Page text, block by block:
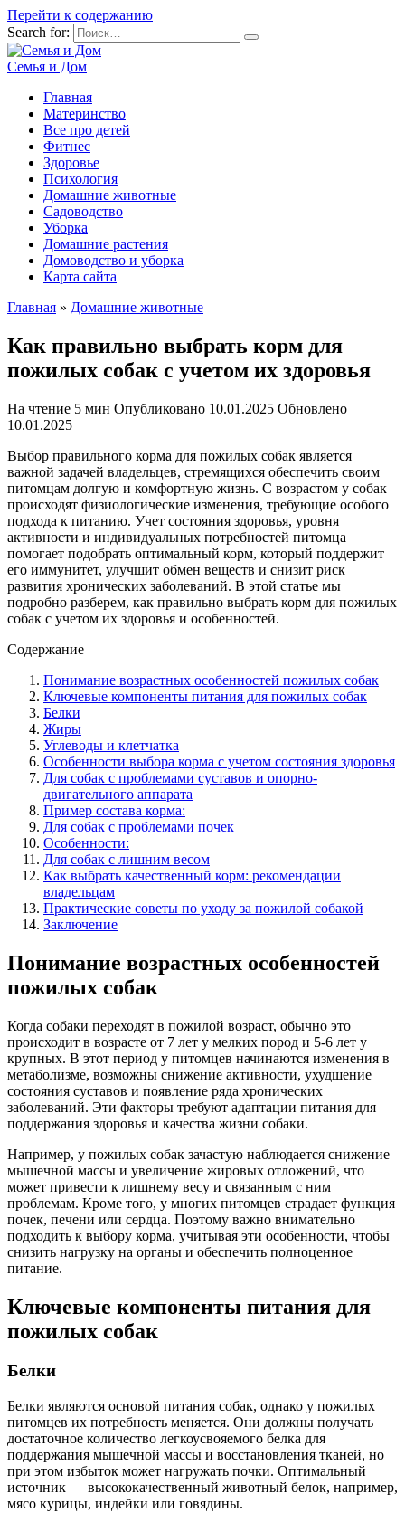
Перейти к содержанию
Search for:
Семья и Дом
Главная
Материнство
Все про детей
Фитнес
Здоровье
Психология
Домашние животные
Садоводство
Уборка
Домашние растения
Домоводство и уборка
Карта сайта
Главная » Домашние животные
Как правильно выбрать корм для
пожилых собак с учетом их здоровья
На чтение 5 мин Опубликовано 10.01.2025 Обновлено
10.01.2025
Выбор правильного корма для пожилых собак является
важной задачей владельцев, стремящихся обеспечить своим
питомцам долгую и комфортную жизнь. С возрастом у собак
происходят физиологические изменения, требующие особого
подхода к питанию. Учет состояния здоровья, уровня
активности и индивидуальных потребностей питомца
помогает подобрать оптимальный корм, который поддержит
его иммунитет, улучшит обмен веществ и снизит риск
развития хронических заболеваний. В этой статье мы
подробно разберем, как правильно выбрать корм для пожилых
собак с учетом их здоровья и особенностей.
Содержание
Понимание возрастных особенностей пожилых собак
Ключевые компоненты питания для пожилых собак
Белки
Жиры
Углеводы и клетчатка
Особенности выбора корма с учетом состояния здоровья
Для собак с проблемами суставов и опорно-
двигательного аппарата
Пример состава корма:
Для собак с проблемами почек
Особенности:
Для собак с лишним весом
Как выбрать качественный корм: рекомендации
владельцам
Практические советы по уходу за пожилой собакой
Заключение
Понимание возрастных особенностей
пожилых собак
Когда собаки переходят в пожилой возраст, обычно это
происходит в возрасте от 7 лет у мелких пород и 5-6 лет у
крупных. В этот период у питомцев начинаются изменения в
метаболизме, возможны снижение активности, ухудшение
состояния суставов и появление ряда хронических
заболеваний. Эти факторы требуют адаптации питания для
поддержания здоровья и качества жизни собаки.
Например, у пожилых собак зачастую наблюдается снижение
мышечной массы и увеличение жировых отложений, что
может привести к лишнему весу и связанным с ним
проблемам. Кроме того, у многих питомцев страдает функция
почек, печени или сердца. Поэтому важно внимательно
подходить к выбору корма, учитывая эти особенности, чтобы
снизить нагрузку на органы и обеспечить полноценное
питание.
Ключевые компоненты питания для
пожилых собак
Белки
Белки являются основой питания собак, однако у пожилых
питомцев их потребность меняется. Они должны получать
достаточное количество легкоусвояемого белка для
поддержания мышечной массы и восстановления тканей, но
при этом избыток может нагружать почки. Оптимальный
источник — высококачественный животный белок, например,
мясо курицы, индейки или говядины.